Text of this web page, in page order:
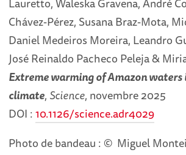
Chávez-Pérez, Susana Braz-Mota,
Daniel Medeiros Moreira, Leandro
José Reinaldo Pacheco Peleja &
Extreme warming of Amazon waters
climate, Science, novembre 2025
DOI :10.1126/science.adr4029
Photo de bandeau : © Miguel